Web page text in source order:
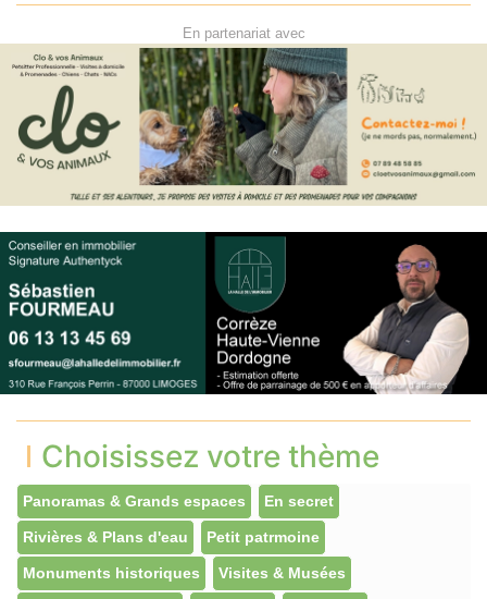
En partenariat avec
Choisissez votre thème
Panoramas & Grands espaces En secret
Rivières & Plans d'eau Petit patrmoine
Monuments historiques Visites & Musées